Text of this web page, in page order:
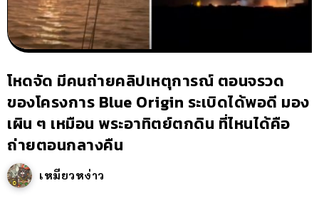
โหดจัด มีคนถ่ายคลิปเหตุการณ์ ตอนจรวด
ของโครงการ Blue Origin ระเบิดได้พอดี มอง
เผิน ๆ เหมือน พระอาทิตย์ตกดิน ที่ไหนได้คือ
ถ่ายตอนกลางคืน
เหมียวหง่าว